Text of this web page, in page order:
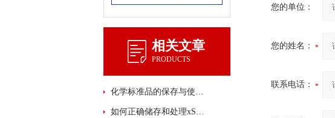
相关文章
PRODUCTS
化学标准品的保存与使用注意事项
如何正确储存和处理xStandard 化学标准品？
您的单位：
您的姓名：
联系电话：